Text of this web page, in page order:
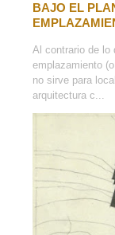
BAJO EL
Al contrario de lo
emplazamiento
no sirve para
arquitectura c...